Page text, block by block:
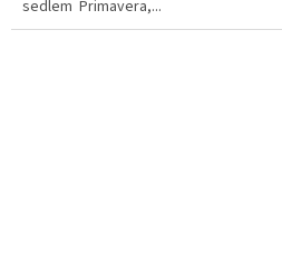
sedlem Primavera,...